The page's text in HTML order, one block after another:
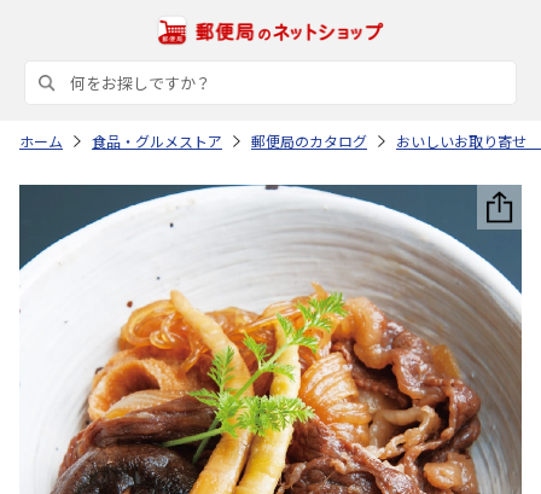
ホーム 食品・グルメストア 郵便局のカタログ おいしいお取り寄せ